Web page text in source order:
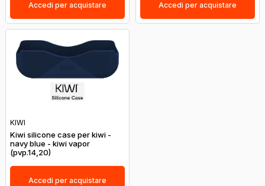
Accedi per acquistare Accedi per acquistare
KIWI
Kiwi silicone case per kiwi -
navy blue - kiwi vapor
(pvp.14,20)
Accedi per acquistare